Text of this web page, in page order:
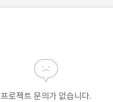
프로젝트 문의가 없습니다.